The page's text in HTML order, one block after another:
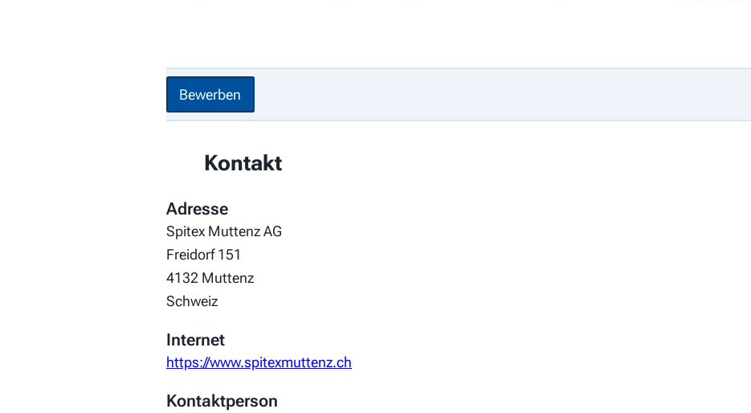
Bewerben
Kontakt
Adresse
Spitex Muttenz AG
Freidorf 151
4132 Muttenz
Schweiz
Internet
https://www.spitexmuttenz.ch
Kontaktperson